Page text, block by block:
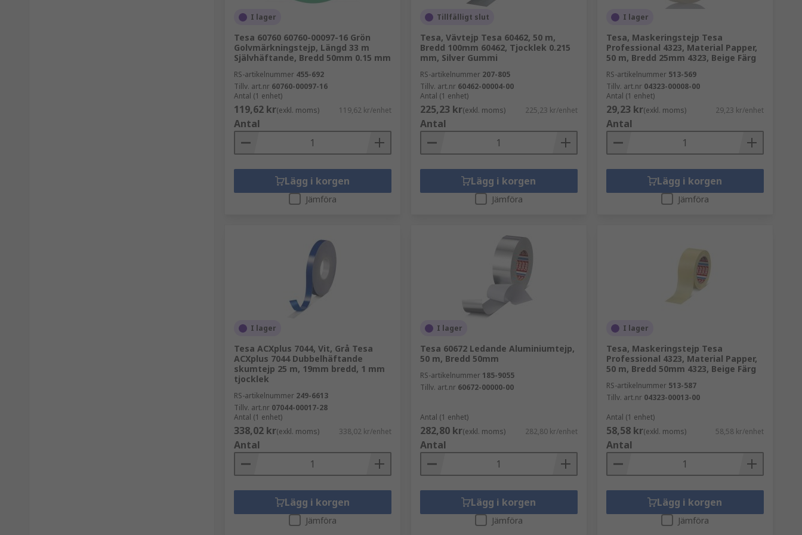
I lager
Tesa 60760 60760-00097-16 Grön
Golvmärkningstejp, Längd 33 m
Självhäftande, Bredd 50mm 0.15 mm
RS-artikelnummer 455-692
Tillv. art.nr 60760-00097-16
Antal (1 enhet)
119,62 kr(exkl. moms) 119,62 kr/enhet
Antal
Lägg i korgen
Jämföra
Tillfälligt slut
Tesa, Vävtejp Tesa 60462, 50 m,
Bredd 100mm 60462, Tjocklek 0.215
mm, Silver Gummi
RS-artikelnummer 207-805
Tillv. art.nr 60462-00004-00
Antal (1 enhet)
225,23 kr(exkl. moms) 225,23 kr/enhet
Antal
Lägg i korgen
Jämföra
I lager
Tesa, Maskeringstejp Tesa
Professional 4323, Material Papper,
50 m, Bredd 25mm 4323, Beige Färg
RS-artikelnummer 513-569
Tillv. art.nr 04323-00008-00
Antal (1 enhet)
29,23 kr(exkl. moms) 29,23 kr/enhet
Antal
Lägg i korgen
Jämföra
I lager
Tesa ACXplus 7044, Vit, Grå Tesa
ACXplus 7044 Dubbelhäftande
skumtejp 25 m, 19mm bredd, 1 mm
tjocklek
RS-artikelnummer 249-6613
Tillv. art.nr 07044-00017-28
Antal (1 enhet)
338,02 kr(exkl. moms) 338,02 kr/enhet
Antal
Lägg i korgen
Jämföra
I lager
Tesa 60672 Ledande Aluminiumtejp,
50 m, Bredd 50mm
RS-artikelnummer 185-9055
Tillv. art.nr 60672-00000-00
Antal (1 enhet)
282,80 kr(exkl. moms) 282,80 kr/enhet
Antal
Lägg i korgen
Jämföra
I lager
Tesa, Maskeringstejp Tesa
Professional 4323, Material Papper,
50 m, Bredd 50mm 4323, Beige Färg
RS-artikelnummer 513-587
Tillv. art.nr 04323-00013-00
Antal (1 enhet)
58,58 kr(exkl. moms) 58,58 kr/enhet
Antal
Lägg i korgen
Jämföra